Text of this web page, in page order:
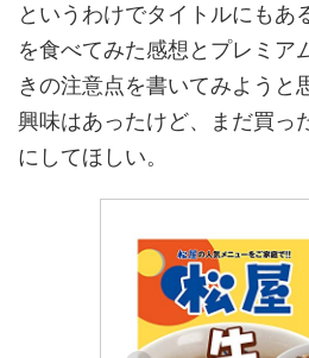
というわけでタイトルにもあ
を食べてみた感想とプレミア
きの注意点を書いてみようと
興味はあったけど、まだ買っ
にしてほしい。